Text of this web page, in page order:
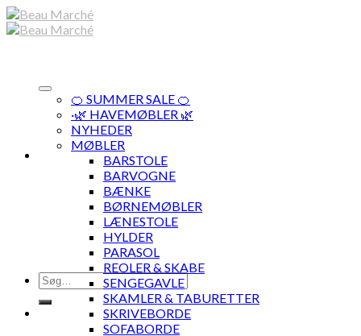
Skip
to
Søg
efter:
🍊 SUMMER SALE 🍊
·🌿 HAVEMØBLER 🌿
NYHEDER
MØBLER
BARSTOLE
BARVOGNE
BÆNKE
BØRNEMØBLER
LÆNESTOLE
HYLDER
PARASOL
REOLER & SKABE
SENGEGAVLE
SKAMLER & TABURETTER
SKRIVEBORDE
SOFABORDE